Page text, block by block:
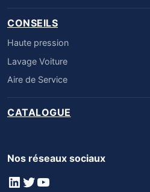
CONSEILS
Haute pression
Lavage Voiture
Aire de Service
CATALOGUE
Nos réseaux sociaux
LinkedIn
Twitter
YouTube